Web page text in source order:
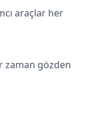
araçlar her
zaman gözden